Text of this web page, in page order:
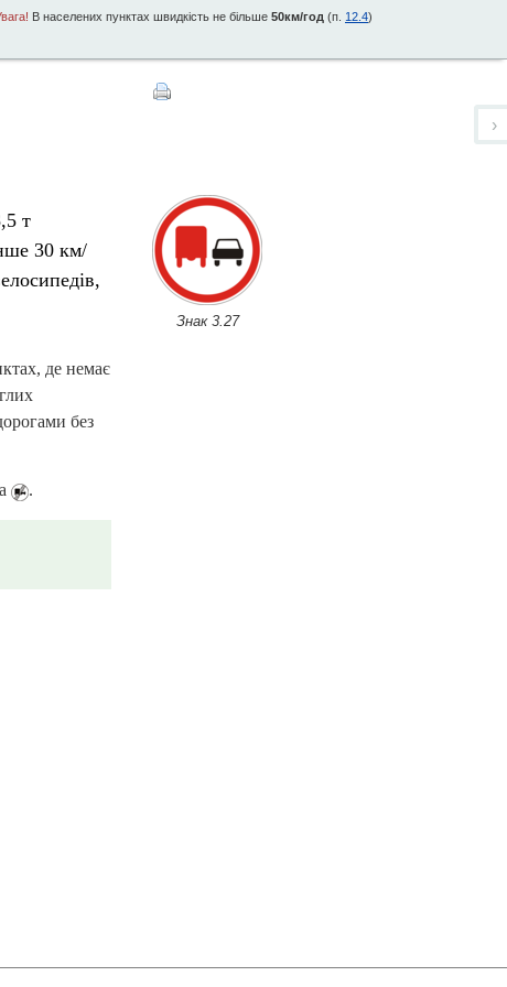
В населених пунктах швидкість не більше 50км/год (п. 12.4)
Знак 3.27
т
30 км/
де немає
без
.
›